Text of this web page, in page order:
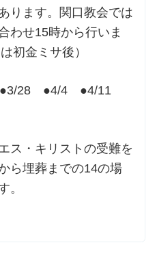
ります。関口教会では
わせ15時から行いま
初金ミサ後）
28 ●4/4 ●4/11
ス・キリストの受難を
ら埋葬までの14の場
。